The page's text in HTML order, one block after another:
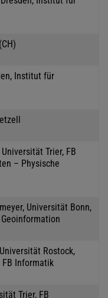
Institut für
Trier, FB
– Physische
Universität Bonn,
Rostock,
Informatik
Trier, FB